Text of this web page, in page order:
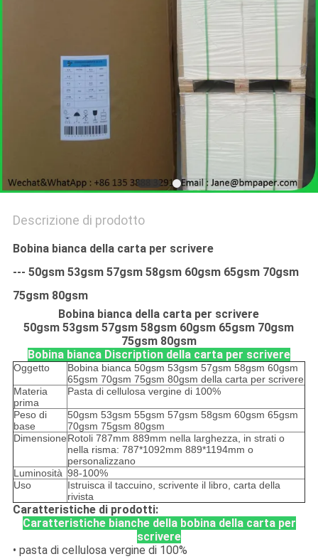
Descrizione di prodotto
Bobina bianca della carta per scrivere
--- 50gsm 53gsm 57gsm 58gsm 60gsm 65gsm 70gsm
75gsm 80gsm
Bobina bianca della carta per scrivere
50gsm 53gsm 57gsm 58gsm 60gsm 65gsm 70gsm
75gsm 80gsm
Bobina bianca Discription della carta per scrivere
Oggetto
Bobina bianca 50gsm 53gsm 57gsm 58gsm 60gsm
65gsm 70gsm 75gsm 80gsm della carta per scrivere
Materia
prima
Pasta di cellulosa vergine di 100%
Peso di
base
50gsm 53gsm 55gsm 57gsm 58gsm 60gsm 65gsm
70gsm 75gsm 80gsm
DimensioneRotoli 787mm 889mm nella larghezza, in strati o
nella risma: 787*1092mm 889*1194mm o
personalizzano
Luminosità 98-100%
Uso
Istruisca il taccuino, scrivente il libro, carta della
rivista
Caratteristiche di prodotti:
Caratteristiche bianche della bobina della carta per
scrivere
• pasta di cellulosa vergine di 100%